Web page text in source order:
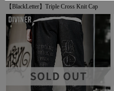
【BlackLetter】Triple Cross Knit Cap